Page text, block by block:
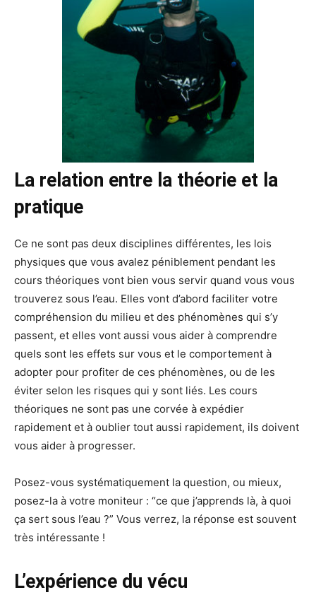
La relation entre la théorie et la
pratique
Ce ne sont pas deux disciplines différentes, les lois
physiques que vous avalez péniblement pendant les
cours théoriques vont bien vous servir quand vous vous
trouverez sous l’eau. Elles vont d’abord faciliter votre
compréhension du milieu et des phénomènes qui s’y
passent, et elles vont aussi vous aider à comprendre
quels sont les effets sur vous et le comportement à
adopter pour profiter de ces phénomènes, ou de les
éviter selon les risques qui y sont liés. Les cours
théoriques ne sont pas une corvée à expédier
rapidement et à oublier tout aussi rapidement, ils doivent
vous aider à progresser.
Posez-vous systématiquement la question, ou mieux,
posez-la à votre moniteur : “ce que j’apprends là, à quoi
ça sert sous l’eau ?” Vous verrez, la réponse est souvent
très intéressante !
L’expérience du vécu